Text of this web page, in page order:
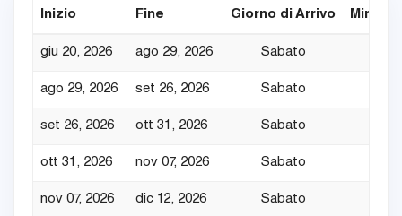
Inizio Fine Giorno di Arrivo Min.
giu 20, 2026 ago 29, 2026 Sabato
ago 29, 2026 set 26, 2026 Sabato
set 26, 2026 ott 31, 2026 Sabato
ott 31, 2026 nov 07, 2026 Sabato
nov 07, 2026 dic 12, 2026 Sabato